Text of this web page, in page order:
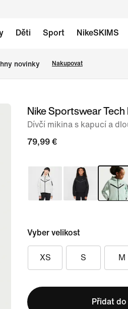
Děti Sport NikeSKIMS
novinky Nakupovat
obrázekNike Sportswear Tech
Dívčí mikina s kapucí a
79,99 €
Vyber velikost
XS S M
Přidat